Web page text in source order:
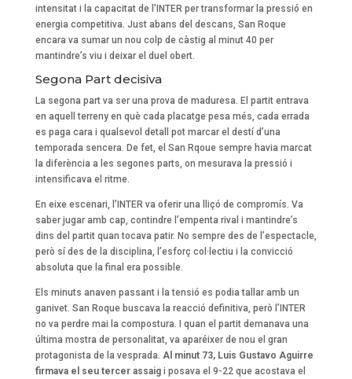
intensitat i la capacitat de l’INTER per transformar la pressió en
energia competitiva. Just abans del descans, San Roque
encara va sumar un nou colp de càstig al minut 40 per
mantindre’s viu i deixar el duel obert.
Segona Part decisiva
La segona part va ser una prova de maduresa. El partit entrava
en aquell terreny en què cada placatge pesa més, cada errada
es paga cara i qualsevol detall pot marcar el destí d’una
temporada sencera. De fet, el San Rqoue sempre havia marcat
la diferència a les segones parts, on mesurava la pressió i
intensificava el ritme.
En eixe escenari, l’INTER va oferir una lliçó de compromís. Va
saber jugar amb cap, contindre l’empenta rival i mantindre’s
dins del partit quan tocava patir. No sempre des de l’espectacle,
però sí des de la disciplina, l’esforç col·lectiu i la convicció
absoluta que la final era possible.
Els minuts anaven passant i la tensió es podia tallar amb un
ganivet. San Roque buscava la reacció definitiva, però l’INTER
no va perdre mai la compostura. I quan el partit demanava una
última mostra de personalitat, va aparéixer de nou el gran
protagonista de la vesprada. Al minut 73, Luis Gustavo Aguirre
firmava el seu tercer assaigi posava el 9-22 que acostava el